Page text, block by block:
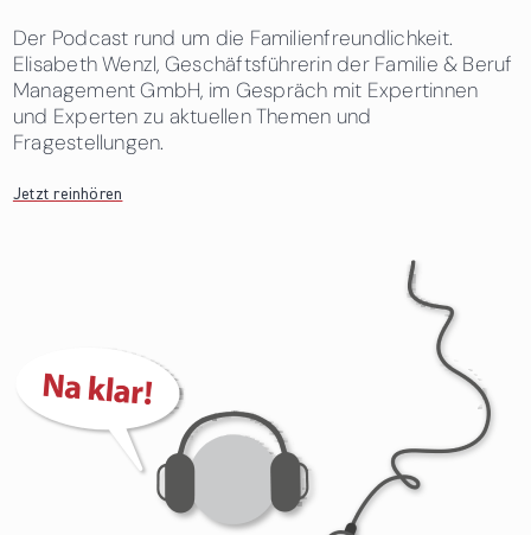
Der Podcast rund um die Familienfreundlichkeit.
Elisabeth Wenzl, Geschäftsführerin der Familie & Beruf
Management GmbH, im Gespräch mit Expertinnen
und Experten zu aktuellen Themen und
Fragestellungen.
Jetzt reinhören